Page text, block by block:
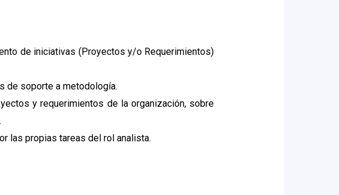
de iniciativas (Proyectos y/o Requerimientos)
de soporte a metodología.
y requerimientos de la organización, sobre
las propias tareas del rol analista.